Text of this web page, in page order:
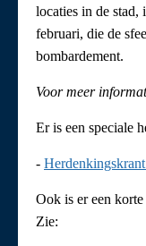
locaties in de stad,
februari, die de
bombardement.
Voor meer
Er is een speciale
-
Ook is er een
Zie: